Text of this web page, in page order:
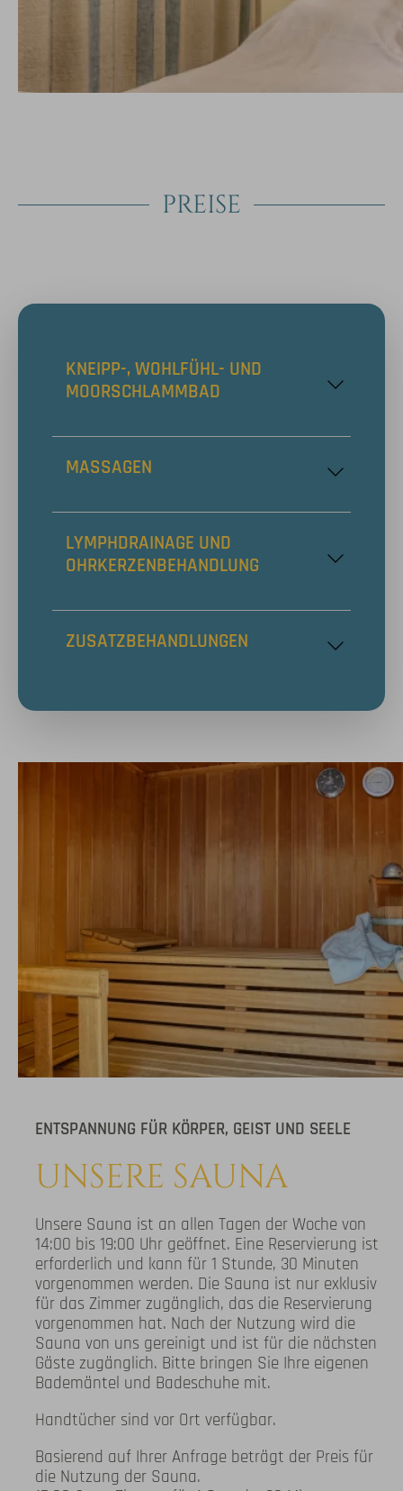
PREISE
KNEIPP-, WOHLFÜHL- UND
MOORSCHLAMMBAD
MASSAGEN
LYMPHDRAINAGE UND
OHRKERZENBEHANDLUNG
ZUSATZBEHANDLUNGEN
ENTSPANNUNG FÜR KÖRPER, GEIST UND SEELE
UNSERE SAUNA
Unsere Sauna ist an allen Tagen der Woche von
14:00 bis 19:00 Uhr geöffnet. Eine Reservierung ist
erforderlich und kann für 1 Stunde, 30 Minuten
vorgenommen werden. Die Sauna ist nur exklusiv
für das Zimmer zugänglich, das die Reservierung
vorgenommen hat. Nach der Nutzung wird die
Sauna von uns gereinigt und ist für die nächsten
Gäste zugänglich. Bitte bringen Sie Ihre eigenen
Bademäntel und Badeschuhe mit.
Handtücher sind vor Ort verfügbar.
Basierend auf Ihrer Anfrage beträgt der Preis für
die Nutzung der Sauna.